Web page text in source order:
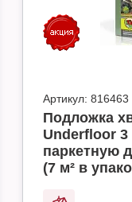
Артикул: 816463
Подложка
Underfloor
паркетную
(7 м² в